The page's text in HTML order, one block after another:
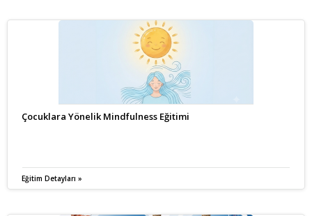
Çocuklara Yönelik Mindfulness Eğitimi
Eğitim Detayları »